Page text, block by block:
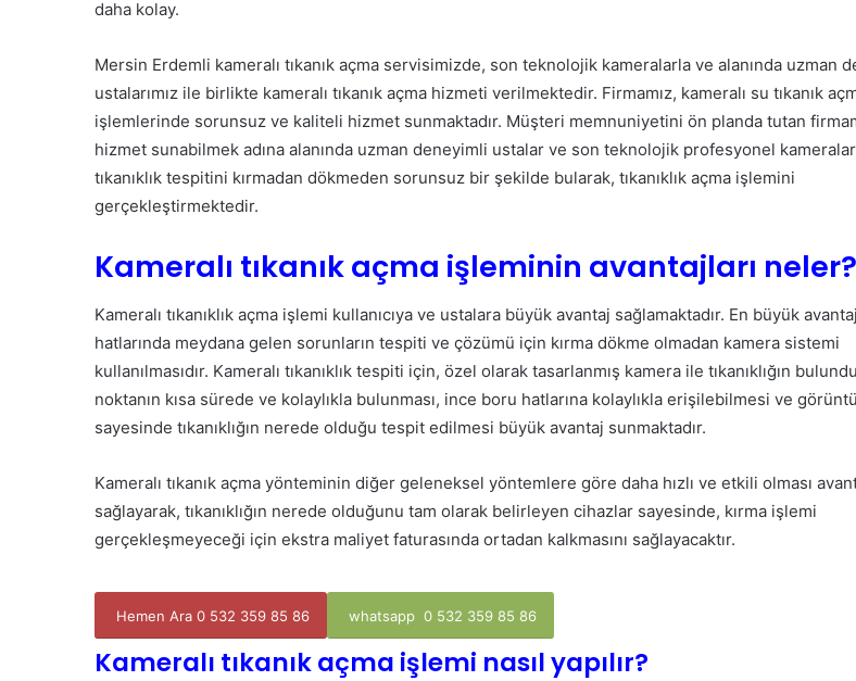
daha kolay.
Mersin Erdemli kameralı tıkanık açma servisimizde, son teknolojik kameralarla ve alanında uzman
ustalarımız ile birlikte kameralı tıkanık açma hizmeti verilmektedir. Firmamız, kameralı su tıkanık
işlemlerinde sorunsuz ve kaliteli hizmet sunmaktadır. Müşteri memnuniyetini ön planda tutan
hizmet sunabilmek adına alanında uzman deneyimli ustalar ve son teknolojik profesyonel
tıkanıklık tespitini kırmadan dökmeden sorunsuz bir şekilde bularak, tıkanıklık açma işlemini
gerçekleştirmektedir.
Kameralı tıkanık açma işleminin avantajları neler?
Kameralı tıkanıklık açma işlemi kullanıcıya ve ustalara büyük avantaj sağlamaktadır. En büyük
hatlarında meydana gelen sorunların tespiti ve çözümü için kırma dökme olmadan kamera sistemi
kullanılmasıdır. Kameralı tıkanıklık tespiti için, özel olarak tasarlanmış kamera ile tıkanıklığın
noktanın kısa sürede ve kolaylıkla bulunması, ince boru hatlarına kolaylıkla erişilebilmesi ve görüntü
sayesinde tıkanıklığın nerede olduğu tespit edilmesi büyük avantaj sunmaktadır.
Kameralı tıkanık açma yönteminin diğer geleneksel yöntemlere göre daha hızlı ve etkili olması
sağlayarak, tıkanıklığın nerede olduğunu tam olarak belirleyen cihazlar sayesinde, kırma işlemi
gerçekleşmeyeceği için ekstra maliyet faturasında ortadan kalkmasını sağlayacaktır.
Hemen Ara 0 532 359 85 86 whatsapp 0 532 359 85 86
Kameralı tıkanık açma işlemi nasıl yapılır?